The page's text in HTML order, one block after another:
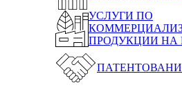
УСЛУГИ ПО
ПРОДУКЦИИ НА